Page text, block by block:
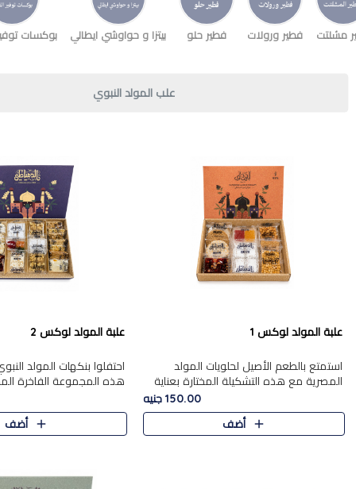
مشلتت فطير ورولات فطير حلو بيتزا و حواوشي ايطالي بوكسات
علب المولد النبوي
علبة المولد لوكس 1
استمتع بالطعم الأصيل لحلويات المولد
المصرية مع هذه التشكيلة المختارة بعناية
من 9 قطع. تتضمن التشكيلة جوزرية مع
فول،ملبان سادة، ملبان
150.00 جنيه
أضف
علبة المولد لوكس 2
احتفلوا بنكهات المولد
قطعة، والتي تم اختيارها
تشكيلة واسعة من الحلويات
المفضلة. تشمل المجموعة
أضف